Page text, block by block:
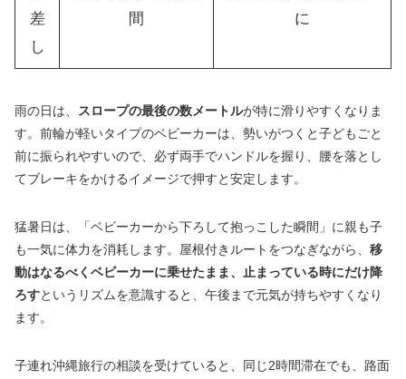
差
し
間
に
雨の日は、 スロープの最後の数メートルが特に滑りやすくなりま
す。前輪が軽いタイプのベビーカーは、勢いがつくと子どもごと
前に振られやすいので、必ず両手でハンドルを握り、腰を落とし
てブレーキをかけるイメージで押すと安定します。
猛暑日は、「ベビーカーから下ろして抱っこした瞬間」に親も子
も一気に体力を消耗します。屋根付きルートをつなぎながら、 移
動はなるべくベビーカーに乗せたまま、止まっている時にだけ降
ろすというリズムを意識すると、午後まで元気が持ちやすくなり
ます。
子連れ沖縄旅行の相談を受けていると、同じ2時間滞在でも、路面